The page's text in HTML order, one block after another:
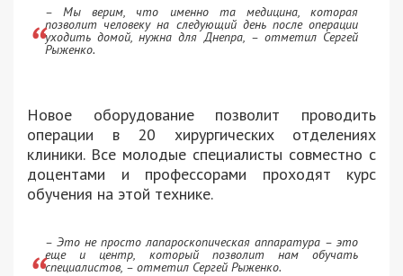
– Мы верим, что именно та медицина, которая
позволит человеку на следующий день после операции
уходить домой, нужна для Днепра, – отметил Сергей
Рыженко.
Новое оборудование позволит проводить
операции в 20 хирургических отделениях
клиники. Все молодые специалисты совместно с
доцентами и профессорами проходят курс
обучения на этой технике.
– Это не просто лапароскопическая аппаратура – это
еще и центр, который позволит нам обучать
специалистов, – отметил Сергей Рыженко.